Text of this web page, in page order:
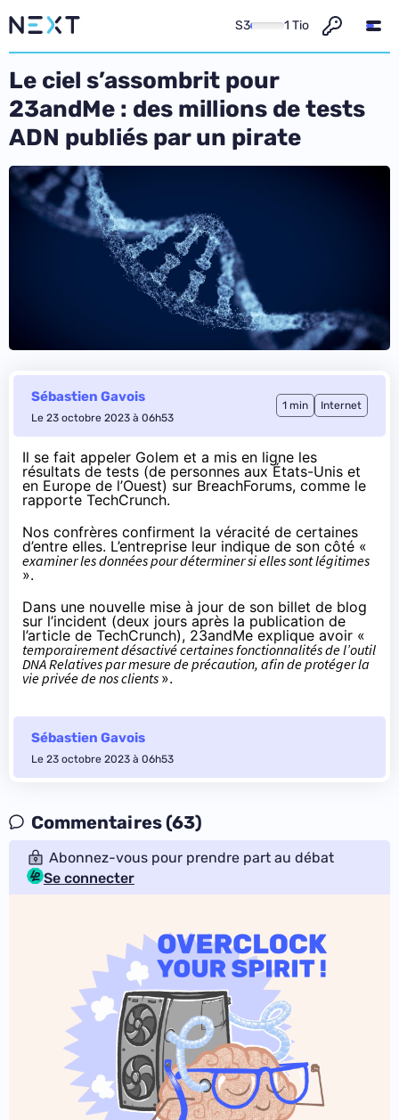
S3 1 Tio
Le ciel s’assombrit pour
23andMe : des millions de tests
ADN publiés par un pirate
Sébastien Gavois
Le 23 octobre 2023 à 06h53
1 min Internet
Il se fait appeler Golem et a mis en ligne les
résultats de tests (de personnes aux États-Unis et
en Europe de l’Ouest) sur BreachForums, comme le
rapporte TechCrunch.
Nos confrères confirment la véracité de certaines
d’entre elles. L’entreprise leur indique de son côté «
examiner les données pour déterminer si elles sont légitimes
».
Dans une nouvelle mise à jour de son billet de blog
sur l’incident (deux jours après la publication de
l’article de TechCrunch), 23andMe explique avoir «
temporairement désactivé certaines fonctionnalités de l’outil
DNA Relatives par mesure de précaution, afin de protéger la
vie privée de nos clients ».
Sébastien Gavois
Le 23 octobre 2023 à 06h53
Commentaires (63)
Abonnez-vous pour prendre part au débat
Se connecter